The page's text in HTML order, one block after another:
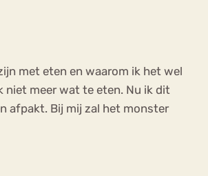
met eten en waarom ik het wel
niet meer wat te eten. Nu ik dit
afpakt. Bij mij zal het monster